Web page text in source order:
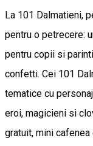
La 101 Dalmatieni,
pentru o petrecere:
pentru copii si
confetti. Cei 101
tematice cu
eroi, magicieni si
gratuit, mini cafenea